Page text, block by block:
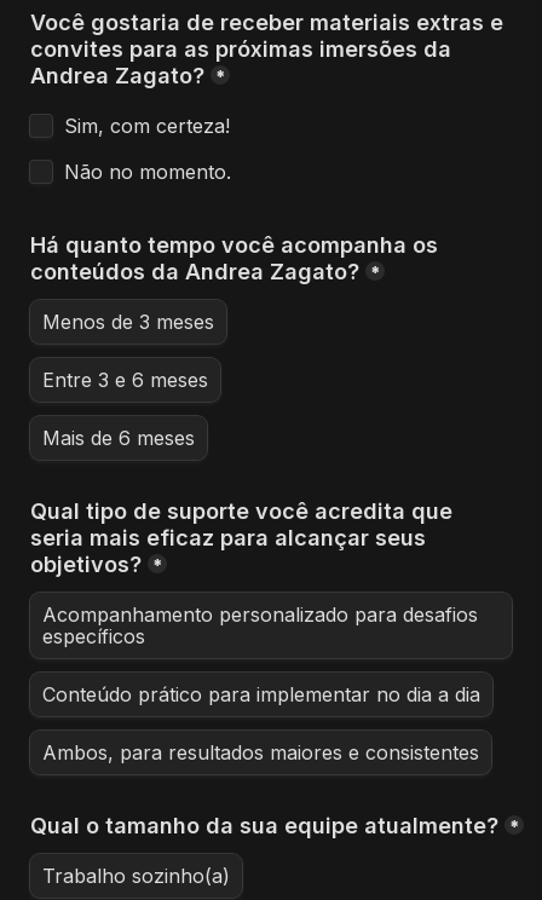
Você gostaria de receber materiais extras e
convites para as próximas imersões da
Andrea Zagato? *
Sim, com certeza!
Não no momento.
Há quanto tempo você acompanha os
conteúdos da Andrea Zagato? *
Menos de 3 meses
Entre 3 e 6 meses
Mais de 6 meses
Qual tipo de suporte você acredita que
seria mais eficaz para alcançar seus
objetivos? *
Acompanhamento personalizado para desafios
específicos
Conteúdo prático para implementar no dia a dia
Ambos, para resultados maiores e consistentes
Qual o tamanho da sua equipe atualmente? *
Trabalho sozinho(a)